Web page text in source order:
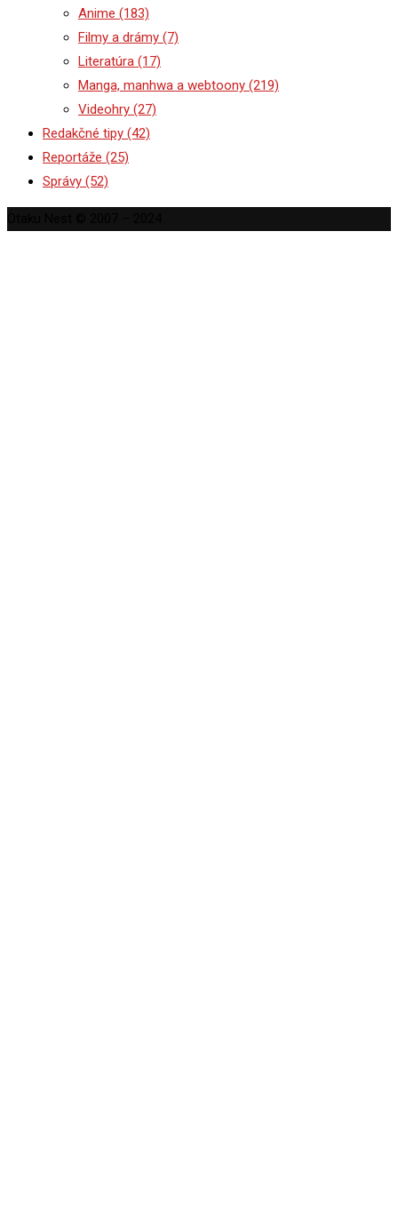
Anime (183)
Filmy a drámy (7)
Literatúra (17)
Manga, manhwa a webtoony (219)
Videohry (27)
Redakčné tipy (42)
Reportáže (25)
Správy (52)